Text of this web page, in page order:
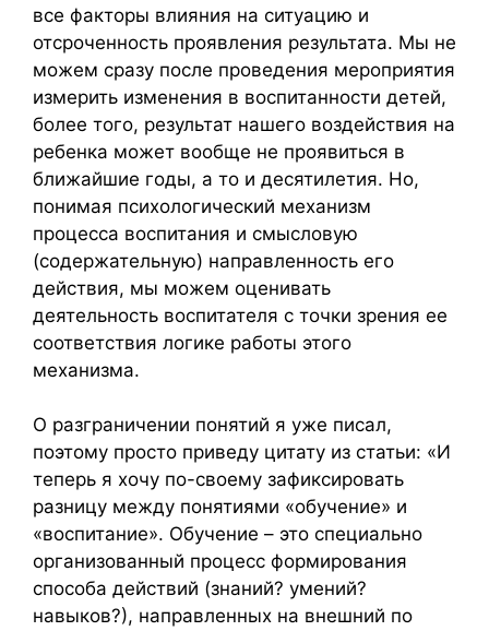
все факторы влияния на ситуацию и
отсроченность проявления результата. Мы не
можем сразу после проведения мероприятия
измерить изменения в воспитанности детей,
более того, результат нашего воздействия на
ребенка может вообще не проявиться в
ближайшие годы, а то и десятилетия. Но,
понимая психологический механизм
процесса воспитания и смысловую
(содержательную) направленность его
действия, мы можем оценивать
деятельность воспитателя с точки зрения ее
соответствия логике работы этого
механизма.
О разграничении понятий я уже писал,
поэтому просто приведу цитату из статьи: «И
теперь я хочу по-своему зафиксировать
разницу между понятиями «обучение» и
«воспитание». Обучение – это специально
организованный процесс формирования
способа действий (знаний? умений?
навыков?), направленных на внешний по